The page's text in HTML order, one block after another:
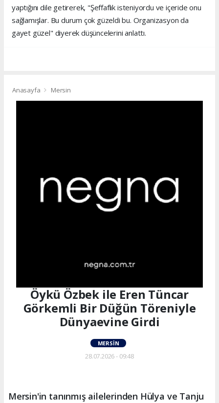
yaptığını dile getirerek, "Şeffaflık isteniyordu ve içeride onu
sağlamışlar. Bu durum çok güzeldi bu. Organizasyon da
gayet güzel" diyerek düşüncelerini anlattı.
Anasayfa Mersin
Öykü Özbek ile Eren Tüncar
Görkemli Bir Düğün Töreniyle
Dünyaevine Girdi
MERSIN
28.07.2026 - 09:48
Mersin'in tanınmış ailelerinden Hülya ve Tanju